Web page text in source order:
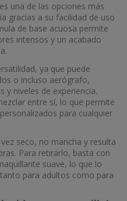
es una de las opciones más
gracias a su facilidad de uso
de base acuosa permite
intensos y un acabado
ya que puede
o incluso aerógrafo,
y niveles de experiencia.
entre sí, lo que permite
para cualquier
seco, no mancha y resulta
Para retirarlo, basta con
suave, lo que lo
para adultos como para